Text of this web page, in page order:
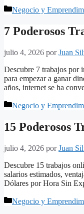
Categorías
Negocio y
7 Poderosos
julio 4, 2026 porJuan
Descubre 7 trabajos por
para empezar a ganar
años, internet se ha
Categorías
Negocio y
15 Poderosos
julio 4, 2026 porJuan
Descubre 15 trabajos
salarios estimados,
Dólares por Hora Sin
Categorías
Negocio y